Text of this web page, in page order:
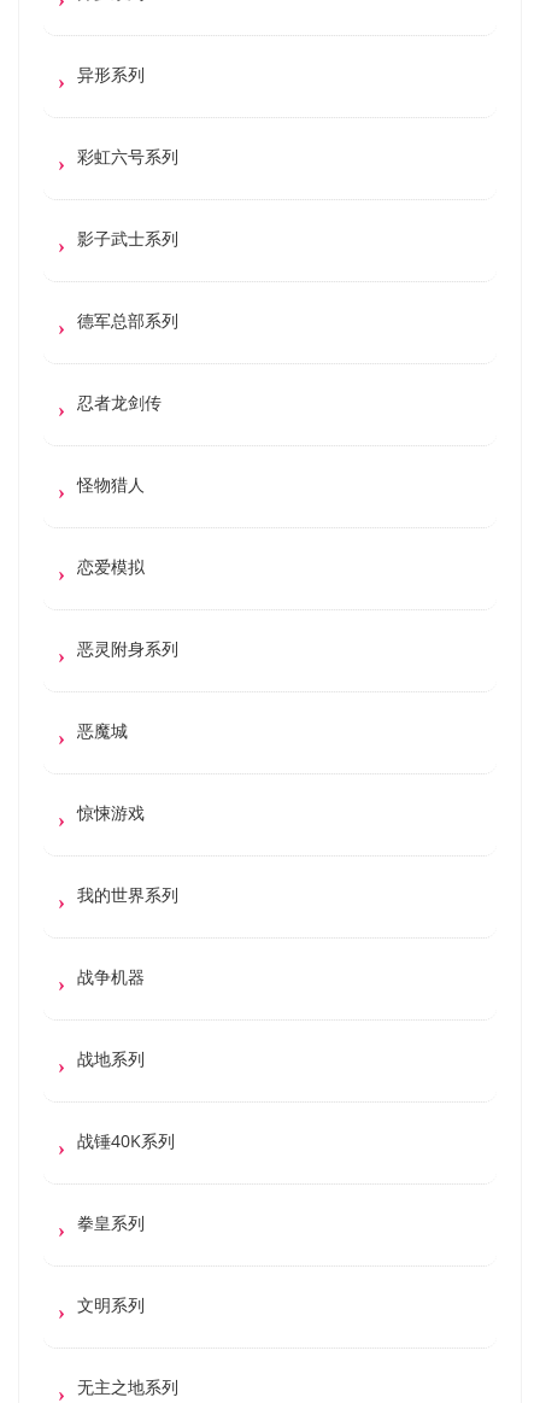
异形系列
彩虹六号系列
影子武士系列
德军总部系列
忍者龙剑传
怪物猎人
恋爱模拟
恶灵附身系列
恶魔城
惊悚游戏
我的世界系列
战争机器
战地系列
战锤40K系列
拳皇系列
文明系列
无主之地系列